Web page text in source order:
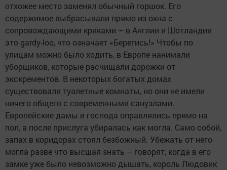
отхожее место заменял обычный горшок. Его
содержимое выбрасывали прямо из окна с
сопровождающими криками – в Англии и Шотландии
это gardy-loo, что означает «Берегись!» Чтобы по
улицам можно было ходить, в Европе нанимали
уборщиков, которые расчищали дорожки от
экскрементов. В некоторых богатых домах
существовали туалетные комнаты, но они не имели
ничего общего с современными санузлами.
Европейские дамы и господа оправлялись прямо на
пол, а после прислуга убиралась как могла. Само собой,
запах в коридорах стоял безбожный. Убежать от него
могла разве что высшая знать – говорят, когда в его
замке уже было невозможно дышать, король Людовик